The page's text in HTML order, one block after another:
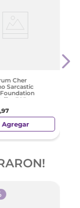
Cher
Sarcastic
305
,97
Agregar